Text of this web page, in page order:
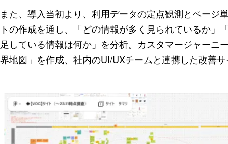
また、導入当初より、利用データの定点観測とページ
トの作成を通し、「どの情報が多く見られているか」
足している情報は何か」を分析。カスタマージャーニ
界地図」を作成、社内のUI/UXチームと連携した改善